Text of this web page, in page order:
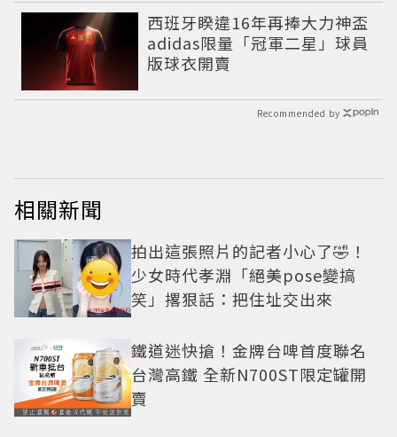
西班牙睽違16年再捧大力神盃
adidas限量「冠軍二星」球員
版球衣開賣
Recommended by
相關新聞
拍出這張照片的記者小心了🤣！
少女時代孝淵「絕美pose變搞
笑」撂狠話：把住址交出來
鐵道迷快搶！金牌台啤首度聯名
台灣高鐵 全新N700ST限定罐開
賣